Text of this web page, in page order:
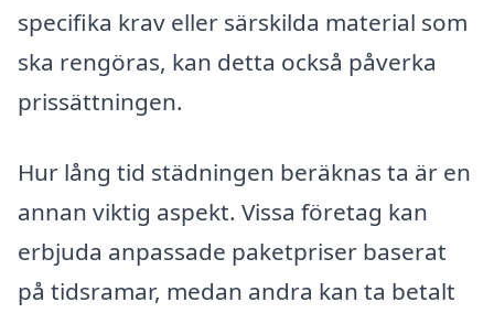
specifika krav eller särskilda material som
ska rengöras, kan detta också påverka
prissättningen.
Hur lång tid städningen beräknas ta är en
annan viktig aspekt. Vissa företag kan
erbjuda anpassade paketpriser baserat
på tidsramar, medan andra kan ta betalt